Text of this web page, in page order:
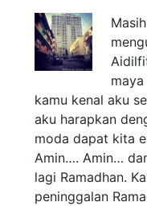
kamu kenal aku
aku harapkan
moda dapat kita
Amin…. Amin…
lagi Ramadhan.
peninggalan